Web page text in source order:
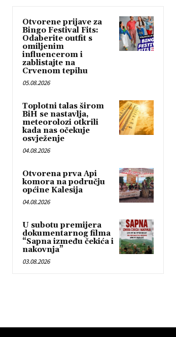
Otvorene prijave za
Bingo Festival Fits:
Odaberite outfit s
omiljenim
influencerom i
zablistajte na
Crvenom tepihu
05.08.2026
Toplotni talas širom
BiH se nastavlja,
meteorolozi otkrili
kada nas očekuje
osvježenje
04.08.2026
Otvorena prva Api
komora na području
općine Kalesija
04.08.2026
U subotu premijera
dokumentarnog filma
“Sapna između čekića i
nakovnja”
03.08.2026